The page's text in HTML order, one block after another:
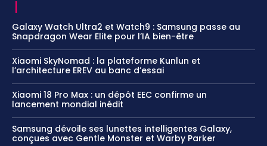
Galaxy Watch Ultra2 et Watch9 : Samsung passe au
Snapdragon Wear Elite pour l’IA bien-être
Xiaomi SkyNomad : la plateforme Kunlun et
l’architecture EREV au banc d’essai
Xiaomi 18 Pro Max : un dépôt EEC confirme un
lancement mondial inédit
Samsung dévoile ses lunettes intelligentes Galaxy,
conçues avec Gentle Monster et Warby Parker